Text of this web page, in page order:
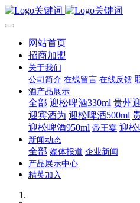
网站首页
招商加盟
关于我们
公司简介 在线留言 在线反馈
酒产品展示
全部 迎松啤酒330ml 贵州
迎宾酒为 迎松啤酒500ml
迎松啤酒950ml 帝王宴 迎松
新闻动态
全部 媒体报道 企业新闻
产品展示中心
精英加入